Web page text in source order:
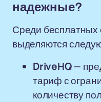
надежные?
Среди бесплатных
выделяются
DriveHQ—
тариф с
количеству